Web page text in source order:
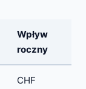
Wpływ
roczny
CHF